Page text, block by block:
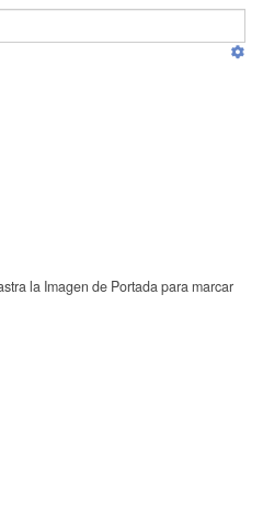
la Imagen de Portada para marcar